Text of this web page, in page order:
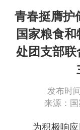
青春挺膺
国家粮食
处团支部
发布时
来源：
为积极响应